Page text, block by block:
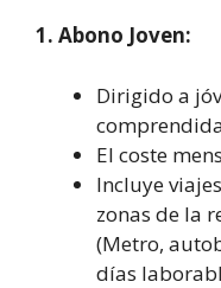
1. Abono Joven:
Dirigido a
El coste
Incluye
zonas de la
(Metro,
días